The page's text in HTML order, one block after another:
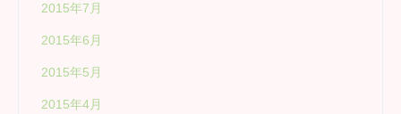
2015年7月
2015年6月
2015年5月
2015年4月